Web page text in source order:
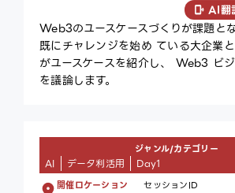
AI翻
Web3のユースケースづくりが課題と
既にチャレンジを始め ている大企業
がユースケースを紹介し、 Web3 ビ
を議論します。
ジャンル/カテゴリー
AI データ利活用 Day1
開催ロケーション
セッションID